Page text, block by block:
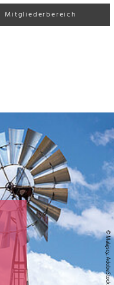
Mitgliederbereich
© Malajscy, AdobeStock